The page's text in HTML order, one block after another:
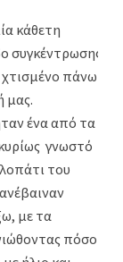
κάθετη
χτισμένο πάνω
μας.
ένα από τα
γνωστό
του
με τα
πόσο